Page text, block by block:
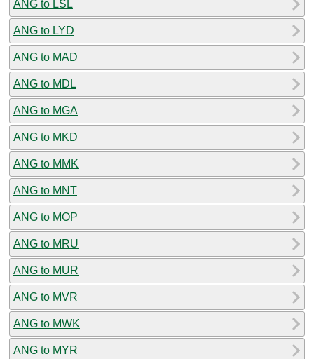
ANG to LSL
ANG to LYD
ANG to MAD
ANG to MDL
ANG to MGA
ANG to MKD
ANG to MMK
ANG to MNT
ANG to MOP
ANG to MRU
ANG to MUR
ANG to MVR
ANG to MWK
ANG to MYR